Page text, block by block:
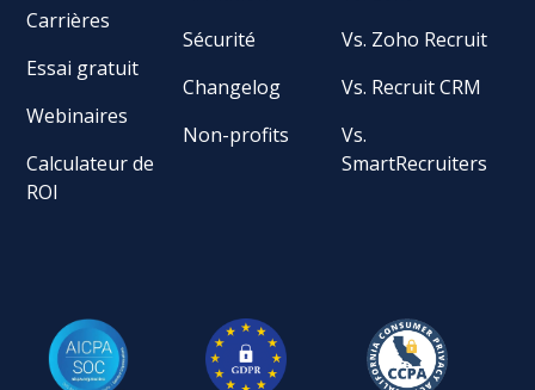
Carrières
Essai gratuit
Webinaires
Calculateur de
ROI
Sécurité
Changelog
Non-profits
Vs. Zoho Recruit
Vs. Recruit CRM
Vs.
SmartRecruiters